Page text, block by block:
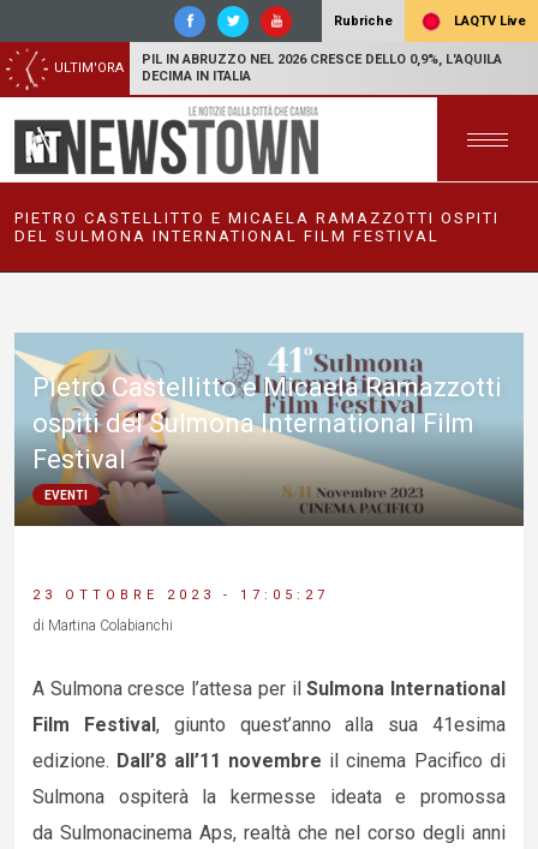
Rubriche LAQTV Live
ULTIM'ORA
PIL IN ABRUZZO NEL 2026 CRESCE DELLO 0,9%, L'AQUILA
DECIMA IN ITALIA
PIETRO CASTELLITTO E MICAELA RAMAZZOTTI OSPITI
DEL SULMONA INTERNATIONAL FILM FESTIVAL
Pietro Castellitto e Micaela Ramazzotti
ospiti del Sulmona International Film
Festival
EVENTI
23 OTTOBRE 2023 - 17:05:27
di Martina Colabianchi
A Sulmona cresce l’attesa per ilSulmona International
Film Festival, giunto quest’anno alla sua 41esima
edizione. Dall’8 all’11 novembre il cinema Pacifico di
Sulmona ospiterà la kermesse ideata e promossa
da Sulmonacinema Aps, realtà che nel corso degli anni